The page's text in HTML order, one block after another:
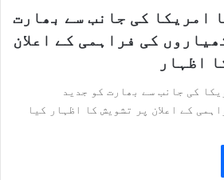
امریکا کی جانب سے بھارت
کی فراہمی کے اعلان
اظہار
کی جانب سے بھارت کو جدید
کے اعلان پر تشویش کا اظہار کیا